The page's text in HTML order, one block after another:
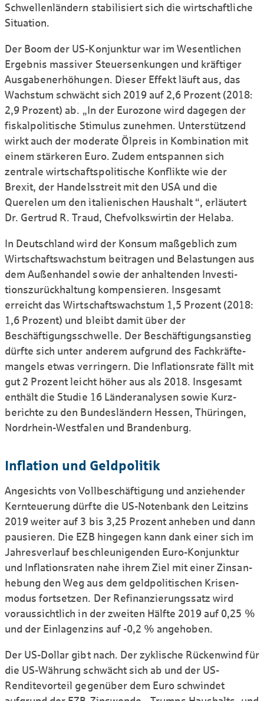
Schwellen­ländern stabilisiert sich die wirtschaftliche
Situation.
Der Boom der US-Konjunktur war im Wesent­lichen
Ergebnis massiver Steuer­senkungen und kräftiger
Aus­gaben­erhöhungen. Dieser Effekt läuft aus, das
Wachstum schwächt sich 2019 auf 2,6 Prozent (2018:
2,9 Prozent) ab. „In der Euro­zone wird dagegen der
fiskal­politische Stimulus zunehmen. Unter­stützend
wirkt auch der moderate Ölpreis in Kombi­nation mit
einem stärkeren Euro. Zudem entspannen sich
zentrale wirt­schafts­politische Konflikte wie der
Brexit, der Handels­streit mit den USA und die
Querelen um den italienischen Haushalt “, erläutert
Dr. Gertrud R. Traud, Chef­volks­wirtin der Helaba.
In Deutschland wird der Konsum maßgeblich zum
Wirt­schafts­wachstum beitragen und Belastungen aus
dem Außen­handel sowie der anhaltenden Investi­
tions­zurückhaltung kom­pen­sieren. Insgesamt
erreicht das Wirt­schafts­wachstum 1,5 Prozent (2018:
1,6 Prozent) und bleibt damit über der
Beschäftigungs­schwelle. Der Be­schäftigungs­an­stieg
dürfte sich unter anderem aufgrund des Fach­kräfte­
mangels etwas verringern. Die Inflations­rate fällt mit
gut 2 Prozent leicht höher aus als 2018. Insge­samt
enthält die Studie 16 Länder­analysen sowie Kurz­
berichte zu den Bundes­ländern Hessen, Thüringen,
Nordrhein-Westfalen und Brandenburg.
Inflation und Geld­politik
Angesichts von Vollbe­schäftigung und anziehender
Kern­teuerung dürfte die US-Notenbank den Leitzins
2019 weiter auf 3 bis 3,25 Prozent anheben und dann
pausieren. Die EZB hingegen kann dank einer sich im
Jahres­verlauf beschleuni­genden Euro-Kon­junk­tur
und Inflations­raten nahe ihrem Ziel mit einer Zinsan­
hebung den Weg aus dem geld­politischen Krisen­
modus fort­setzen. Der Refinan­zierungssatz wird
voraus­sichtlich in der zweiten Hälfte 2019 auf 0,25 %
und der Einlagenzins auf -0,2 % angehoben.
Der US-Dollar gibt nach. Der zyklische Rücken­wind für
die US-Währung schwächt sich ab und der US-
Rendite­vorteil gegen­über dem Euro schwindet